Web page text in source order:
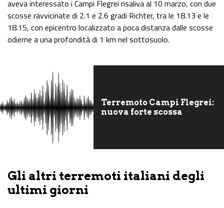
aveva interessato i Campi Flegrei risaliva al 10 marzo, con due
scosse ravvicinate di 2.1 e 2.6 gradi Richter, tra le 18.13 e le
18.15, con epicentro localizzato a poca distanza dalle scosse
odierne a una profondità di 1 km nel sottosuolo.
Terremoto Campi Flegrei:
nuova forte scossa
Gli altri terremoti italiani degli
ultimi giorni